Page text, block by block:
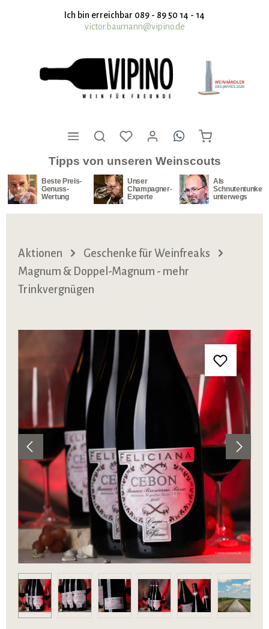
springenIch bin erreichbar 089 - 89 50 14 - 14
victor.baumann@vipino.de
Tipps von unseren Weinscouts
Beste Preis-
Genuss-
Wertung
Unser
Champagner-
Experte
Als
Schnutentunker
unterwegs
Aktionen
Geschenke für Weinfreaks
Magnum & Doppel-Magnum - mehr
Trinkvergnügen
Bildergalerie überspringen